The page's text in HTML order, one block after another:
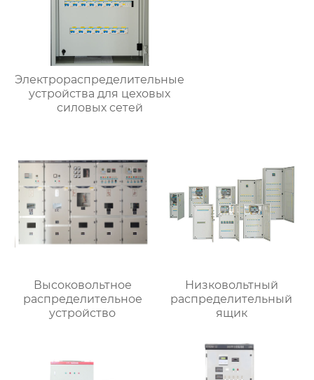
Электрораспределительные
устройства для цеховых
силовых сетей
Высоковольтное
распределительное
устройство
Низковольтный
распределительный
ящик